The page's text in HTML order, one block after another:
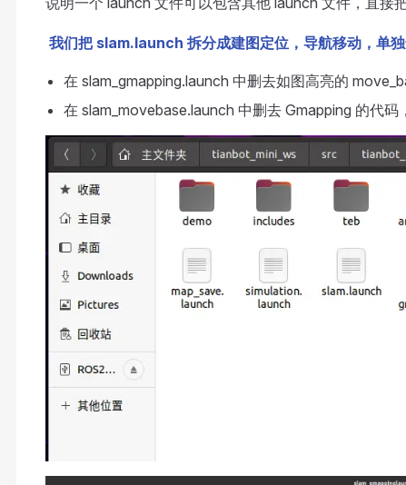
我们把 slam.launch 拆分成建图定位，导航移动，单
在 slam_gmapping.launch 中删去如图高亮的
在 slam_movebase.launch 中删去 Gmapping 的代码